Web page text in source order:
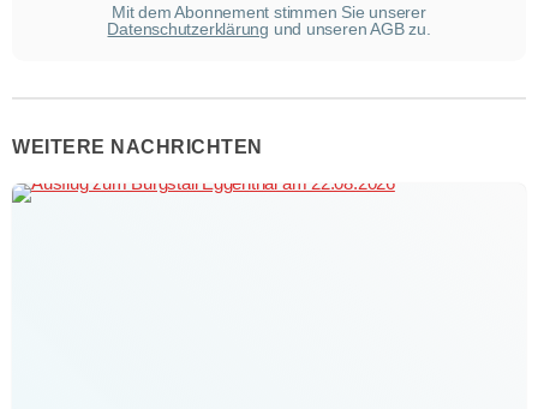
Mit dem Abonnement stimmen Sie unserer
Datenschutzerklärung und unseren AGB zu.
WEITERE NACHRICHTEN